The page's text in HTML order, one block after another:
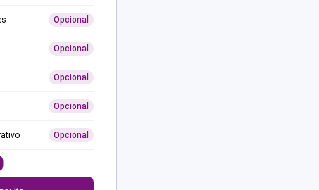
Opcional
Opcional
Opcional
Opcional
Opcional